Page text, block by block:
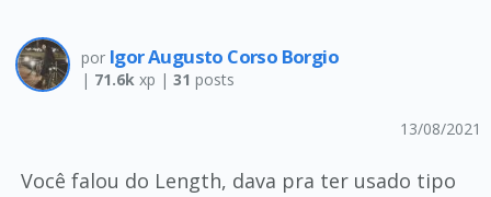
por Igor Augusto Corso Borgio
| 71.6kxp | 31 posts
13/08/2021
Você falou do Length, dava pra ter usado tipo